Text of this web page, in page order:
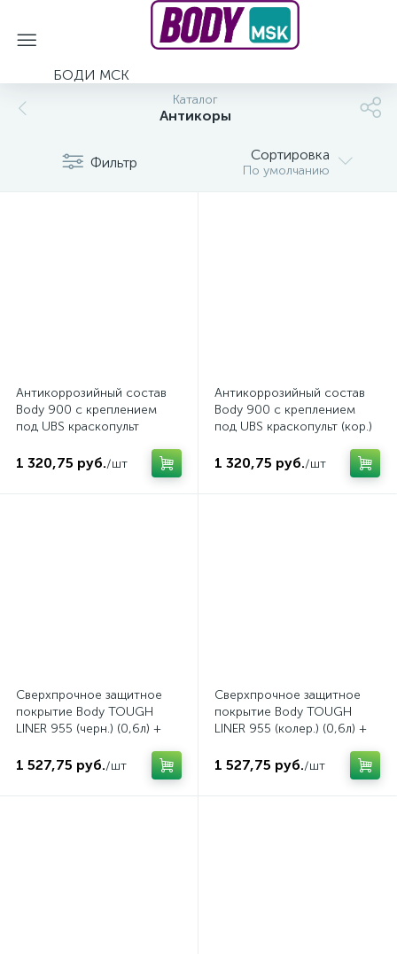
БОДИ МСК
Каталог
Антикоры
Фильтр Сортировка
По умолчанию
Антикоррозийный состав
Body 900 с креплением
под UBS краскопульт
1 320,75 руб./шт
Антикоррозийный состав
Body 900 с креплением
под UBS краскопульт (кор.)
1 320,75 руб./шт
Сверхпрочное защитное
покрытие Body TOUGH
LINER 955 (черн.) (0,6л) +
TOUGH LINE
1 527,75 руб./шт
Сверхпрочное защитное
покрытие Body TOUGH
LINER 955 (колер.) (0,6л) +
TOUGH LIN
1 527,75 руб./шт